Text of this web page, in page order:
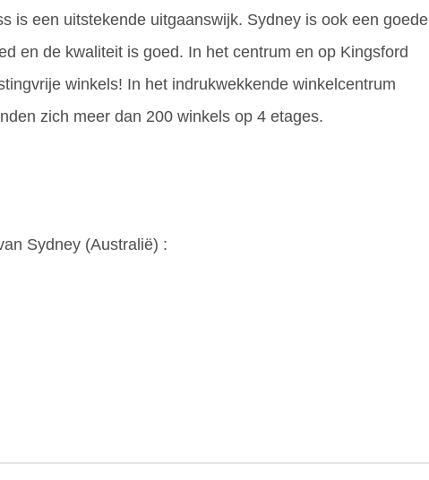
is een uitstekende uitgaanswijk. Sydney is ook een goede
en de kwaliteit is goed. In het centrum en op Kingsford
winkels! In het indrukwekkende winkelcentrum
zich meer dan 200 winkels op 4 etages.
Sydney (Australië) :